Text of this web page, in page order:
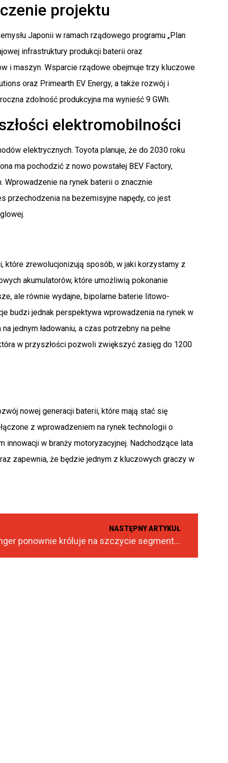
projektu
Japonii w ramach rządowego programu „Plan
infrastruktury produkcji baterii oraz
i maszyn. Wsparcie rządowe obejmuje trzy kluczowe
oraz Primearth EV Energy, a także rozwój i
zdolność produkcyjna ma wynieść 9 GWh.
elektromobilności
elektrycznych. Toyota planuje, że do 2030 roku
ma pochodzić z nowo powstałej BEV Factory,
na rynek baterii o znacznie
przechodzenia na bezemisyjne napędy, co jest
które zrewolucjonizują sposób, w jaki korzystamy z
akumulatorów, które umożliwią pokonanie
ale równie wydajne, bipolarne baterie litowo-
budzi jednak perspektywa wprowadzenia na rynek w
jednym ładowaniu, a czas potrzebny na pełne
w przyszłości pozwoli zwiększyć zasięg do 1200
nowej generacji baterii, które mają stać się
z wprowadzeniem na rynek technologii o
innowacji w branży motoryzacyjnej. Nadchodzące lata
zapewnia, że będzie jednym z kluczowych graczy w
NASTĘPNY ARTYKUŁ
Ford Ranger ponownie króluje na szczycie segmentu pick-upów w Polsce